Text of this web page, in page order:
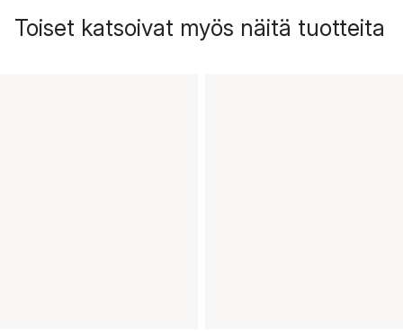
Toiset katsoivat myös näitä tuotteita